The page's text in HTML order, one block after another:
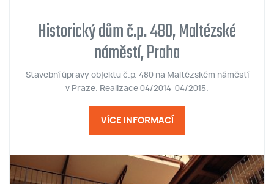
Historický dům č.p. 480, Maltézské
náměstí, Praha
Stavební úpravy objektu č.p. 480 na Maltézském náměstí
v Praze. Realizace 04/2014-04/2015.
VÍCE INFORMACÍ